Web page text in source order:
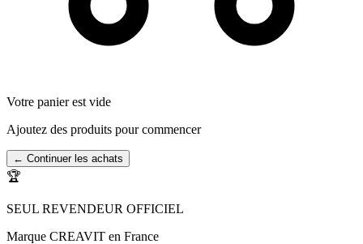
Votre panier est vide
Ajoutez des produits pour commencer
← Continuer les achats
🏆
SEUL REVENDEUR OFFICIEL
Marque CREAVIT en France